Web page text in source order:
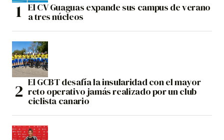
El CV Guaguas expande sus campus de verano
a tres núcleos
El GCBT desafía la insularidad con el mayor
reto operativo jamás realizado por un club
ciclista canario